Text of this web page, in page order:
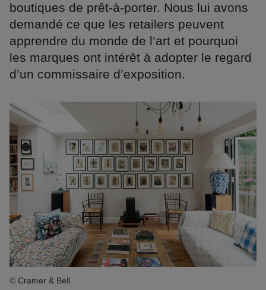
boutiques de prêt-à-porter. Nous lui avons
demandé ce que les retailers peuvent
apprendre du monde de l’art et pourquoi
les marques ont intérêt à adopter le regard
d’un commissaire d’exposition.
© Cramer & Bell